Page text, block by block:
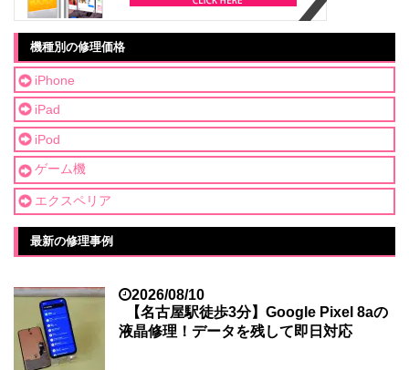
機種別の修理価格
iPhone
iPad
iPod
ゲーム機
エクスペリア
最新の修理事例
2026/08/10
【名古屋駅徒歩3分】Google Pixel 8aの
液晶修理！データを残して即日対応